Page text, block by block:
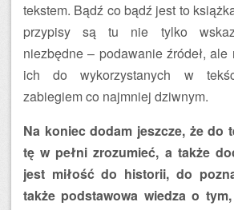
tekstem. Bądź co bądź jest to
przypisy są tu nie tylko
niezbędne – podawanie źródeł,
ich do wykorzystanych w
zabiegiem co najmniej dziwnym.
Na koniec dodam jeszcze, że do
tę w pełni zrozumieć, a także
jest miłość do historii, do
także podstawowa wiedza o